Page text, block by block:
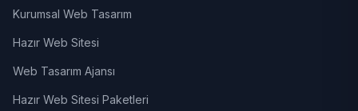
Kurumsal Web Tasarım
Hazır Web Sitesi
Web Tasarım Ajansı
Hazır Web Sitesi Paketleri